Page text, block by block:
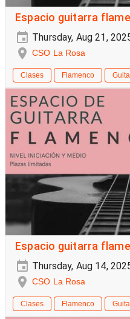
Espacio guitarra
Thursday, Aug 21,
CSO La Rosa
Clases Flamenco
Espacio guitarra
Thursday, Aug 14,
CSO La Rosa
Clases Flamenco